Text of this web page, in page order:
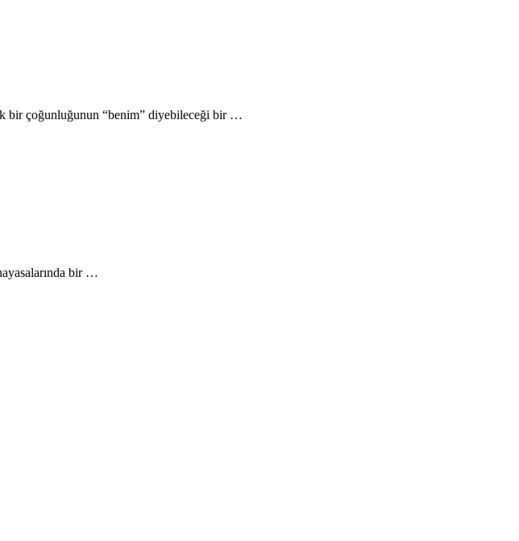
bir çoğunluğunun “benim” diyebileceği bir …
bir …